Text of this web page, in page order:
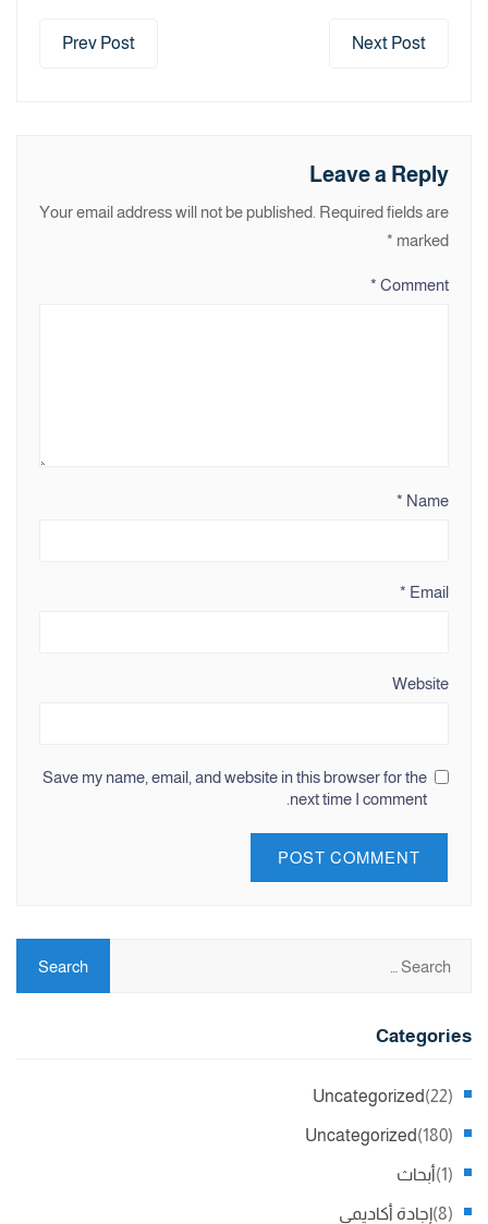
Prev Post Next Post
Leave a Reply
Your email address will not be published. Required fields are
marked
*
Comment
*
Name
*
Email
*
Website
Save my name, email, and website in this browser for the
next time I comment.
Categories
Uncategorized (22)
Uncategorized (180)
أبحاث (1)
إجادة أكاديمي (8)